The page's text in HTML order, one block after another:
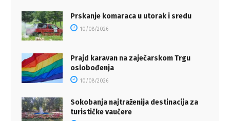
Prskanje komaraca u utorak i sredu
10/08/2026
Prajd karavan na zaječarskom Trgu
oslobođenja
10/08/2026
Sokobanja najtraženija destinacija za
turističke vaučere